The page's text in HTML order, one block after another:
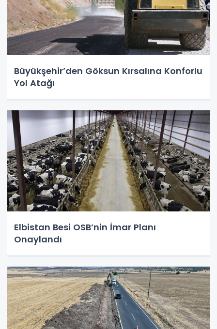
Büyükşehir’den Göksun Kırsalına Konforlu
Yol Atağı
Elbistan Besi OSB’nin İmar Planı
Onaylandı